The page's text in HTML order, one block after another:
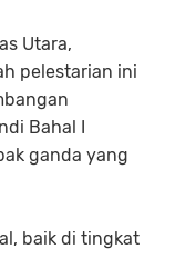
Utara,
pelestarian ini
Bahal I
ganda yang
baik di tingkat